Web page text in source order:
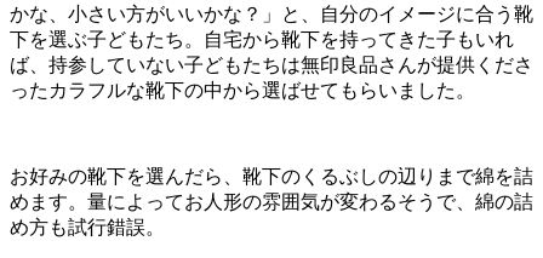
かな、小さい方がいいかな？」と、自分のイメージに合う靴
下を選ぶ子どもたち。自宅から靴下を持ってきた子もいれ
ば、持参していない子どもたちは無印良品さんが提供くださ
ったカラフルな靴下の中から選ばせてもらいました。
お好みの靴下を選んだら、靴下のくるぶしの辺りまで綿を詰
めます。量によってお人形の雰囲気が変わるそうで、綿の詰
め方も試行錯誤。